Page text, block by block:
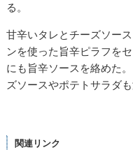
る。
甘辛いタレとチーズソー
ンを使った旨辛ピラフを
にも旨辛ソースを絡めた
ズソースやポテトサラダも
関連リンク